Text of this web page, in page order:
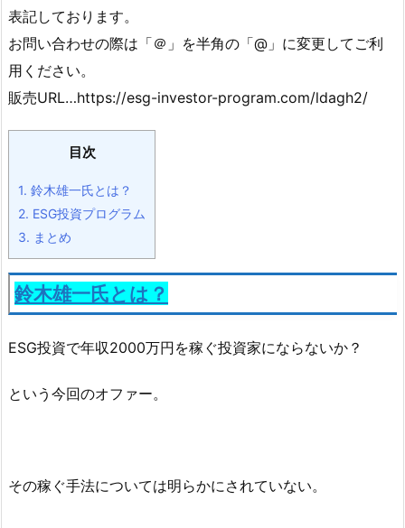
表記しております。
お問い合わせの際は「＠」を半角の「@」に変更してご利
用ください。
販売URL…https://esg-investor-program.com/ldagh2/
目次
1. 鈴木雄一氏とは？
2. ESG投資プログラム
3. まとめ
鈴木雄一氏とは？
ESG投資で年収2000万円を稼ぐ投資家にならないか？
という今回のオファー。
その稼ぐ手法については明らかにされていない。